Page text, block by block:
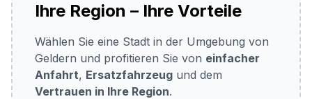
Ihre Region – Ihre Vorteile
Wählen Sie eine Stadt in der Umgebung von
Geldern und profitieren Sie von einfacher
Anfahrt, Ersatzfahrzeug und dem
Vertrauen in Ihre Region.